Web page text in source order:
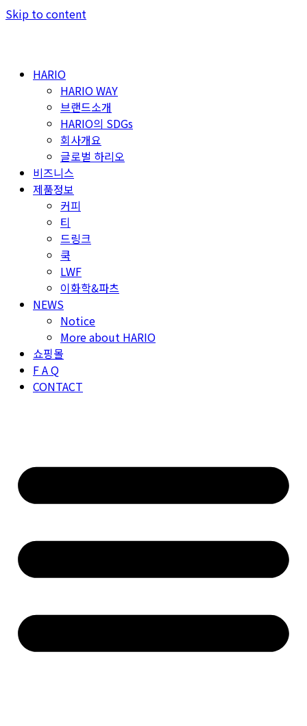
Skip to content
HARIO
HARIO WAY
브랜드소개
HARIO의 SDGs
회사개요
글로벌 하리오
비즈니스
제품정보
커피
티
드링크
쿡
LWF
이화학&파츠
NEWS
Notice
More about HARIO
쇼핑몰
F A Q
CONTACT